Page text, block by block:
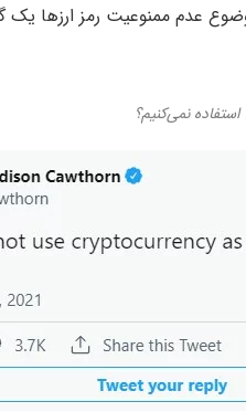
عدم ممنوعیت رمز ارزها
استفاده نمی‌کنیم؟